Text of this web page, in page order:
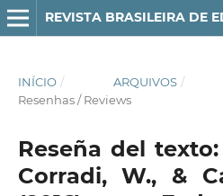
REVISTA BRASILEIRA DE
INÍCIO / ARQUIVOS /
Resenhas / Reviews
Reseña del texto:
Corradi, W., &